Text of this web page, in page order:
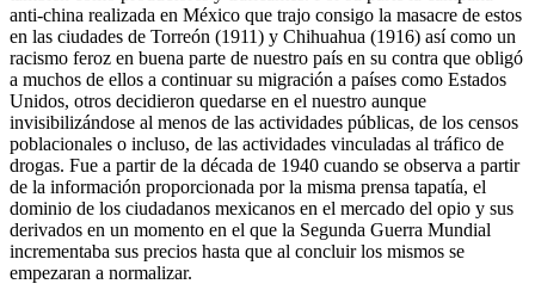
anti-china realizada en México que trajo consigo la masacre de estos
en las ciudades de Torreón (1911) y Chihuahua (1916) así como un
racismo feroz en buena parte de nuestro país en su contra que obligó
a muchos de ellos a continuar su migración a países como Estados
Unidos, otros decidieron quedarse en el nuestro aunque
invisibilizándose al menos de las actividades públicas, de los censos
poblacionales o incluso, de las actividades vinculadas al tráfico de
drogas. Fue a partir de la década de 1940 cuando se observa a partir
de la información proporcionada por la misma prensa tapatía, el
dominio de los ciudadanos mexicanos en el mercado del opio y sus
derivados en un momento en el que la Segunda Guerra Mundial
incrementaba sus precios hasta que al concluir los mismos se
empezaran a normalizar.